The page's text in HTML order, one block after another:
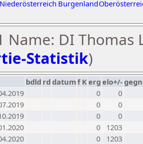
Niederösterreich Burgenland
Name: DI Thomas
Statistik)
bdld rd datumf Kerg elo+/-
0
0
0
0
0
0
0
1203
0
1203